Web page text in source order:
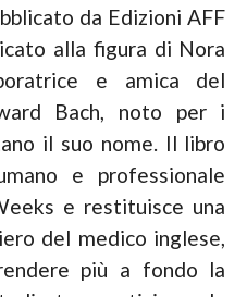
da Edizioni AFF
alla figura di Nora
e amica del
Bach, noto per i
il suo nome. Il libro
e professionale
e restituisce una
del medico inglese,
più a fondo la